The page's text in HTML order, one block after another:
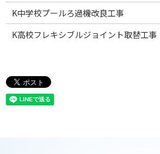
K中学校プールろ過機改良工事
K高校フレキシブルジョイント取替工事